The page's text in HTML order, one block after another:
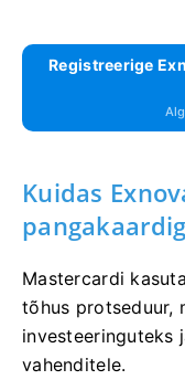
Registreerige
Kuidas
Mastercardi
tõhus protseduur,
investeeringuteks
vahenditele.